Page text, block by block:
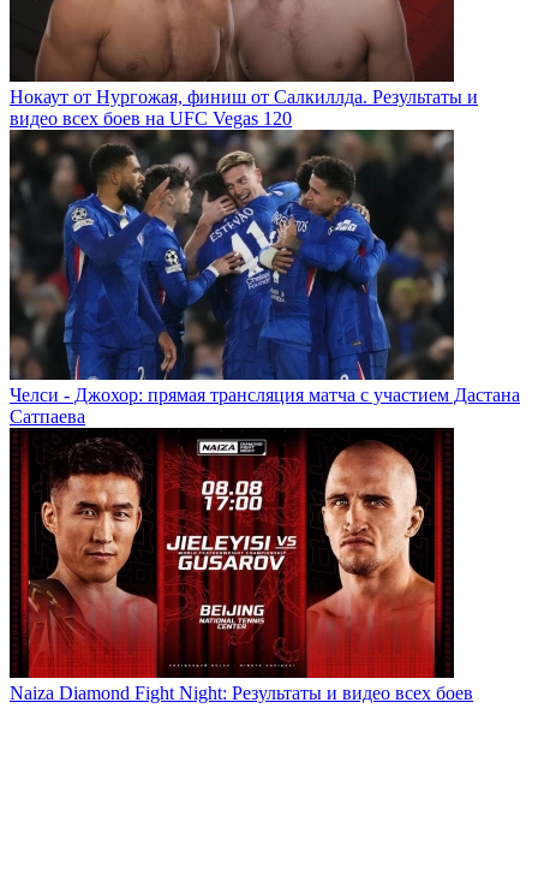
Нокаут от Нургожая, финиш от Салкиллда. Результаты и
видео всех боев на UFC Vegas 120
Челси - Джохор: прямая трансляция матча с участием Дастана
Сатпаева
Naiza Diamond Fight Night: Результаты и видео всех боев